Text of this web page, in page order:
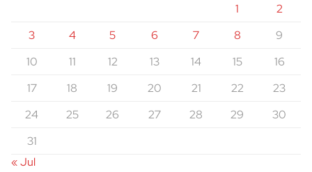
1
2
3
4 5 6 7 8
9
10
11 12 13 14 15
16
17
18 19 20 21 22
23
24
25 26 27 28 29
30
31
« Jul